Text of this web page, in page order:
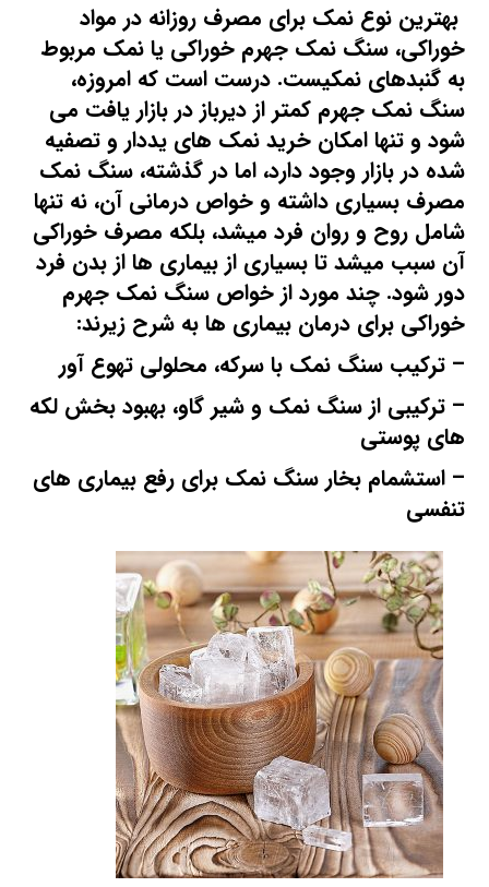
بهترین نوع نمک برای مصرف روزانه در مواد
خوراکی، سنگ نمک جهرم خوراکی یا نمک مربوط
به گنبدهای نمکیست. درست است که امروزه،
سنگ نمک جهرم کمتر از دیرباز در بازار یافت می
شود و تنها امکان خرید نمک های یددار و تصفیه
شده در بازار وجود دارد، اما در گذشته،سنگ نمک
مصرف بسیاری داشته و خواص درمانی آن، نه تنها
شامل روح و روان فرد میشد، بلکه مصرف خوراکی
آن سبب میشد تا بسیاری از بیماری ها از بدن فرد
دور شود. چند مورد از خواص سنگ نمک جهرم
خوراکی برای درمان بیماری ها به شرح زیرند:
– ترکیب سنگ نمک با سرکه، محلولی تهوع آور
– ترکیبی از سنگ نمک و شیر گاو، بهبود بخش لکه
های پوستی
– استشمام بخار سنگ نمک برای رفع بیماری های
تنفسی